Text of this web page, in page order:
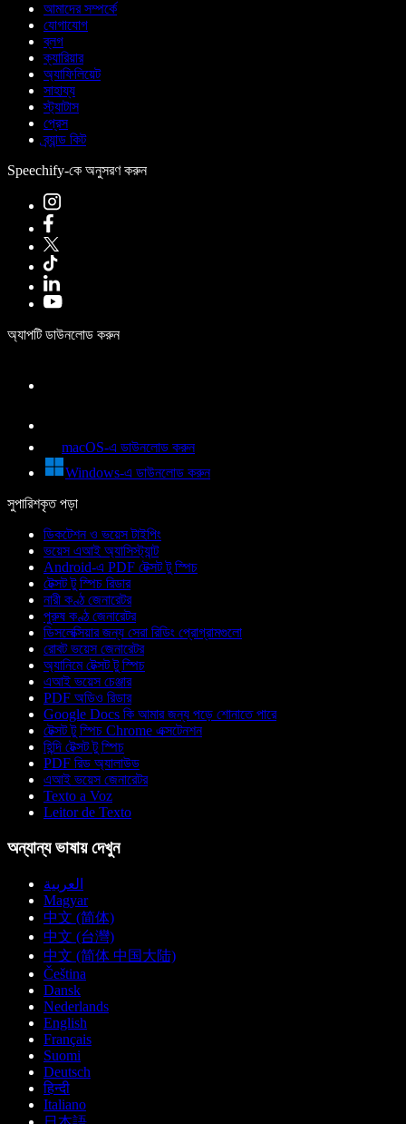
আমাদের সম্পর্কে
যোগাযোগ
ব্লগ
ক্যারিয়ার
অ্যাফিলিয়েট
সাহায্য
স্ট্যাটাস
প্রেস
ব্র্যান্ড কিট
Speechify-কে অনুসরণ করুন
অ্যাপটি ডাউনলোড করুন
macOS-এ ডাউনলোড করুন
Windows-এ ডাউনলোড করুন
সুপারিশকৃত পড়া
ডিকটেশন ও ভয়েস টাইপিং
ভয়েস এআই অ্যাসিস্ট্যান্ট
Android-এ PDF টেক্সট টু স্পিচ
টেক্সট টু স্পিচ রিডার
নারী কণ্ঠ জেনারেটর
পুরুষ কণ্ঠ জেনারেটর
ডিসলেক্সিয়ার জন্য সেরা রিডিং প্রোগ্রামগুলো
রোবট ভয়েস জেনারেটর
অ্যানিমে টেক্সট টু স্পিচ
এআই ভয়েস চেঞ্জার
PDF অডিও রিডার
Google Docs কি আমার জন্য পড়ে শোনাতে পারে
টেক্সট টু স্পিচ Chrome এক্সটেনশন
হিন্দি টেক্সট টু স্পিচ
PDF রিড অ্যালাউড
এআই ভয়েস জেনারেটর
Texto a Voz
Leitor de Texto
অন্যান্য ভাষায় দেখুন
العربية
Magyar
中文 (简体)
中文 (台灣)
中文 (简体 中国大陆)
Čeština
Dansk
Nederlands
English
Français
Suomi
Deutsch
हिन्दी
Italiano